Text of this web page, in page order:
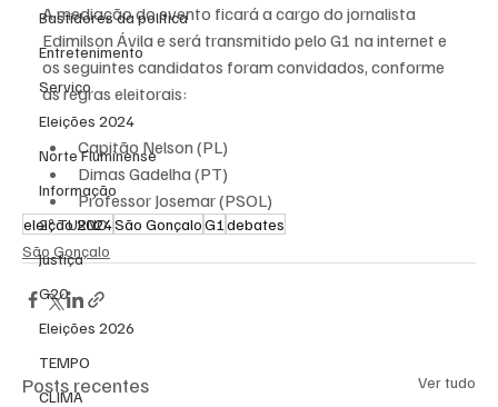
Bastidores da política
Entretenimento
Serviço
Eleições 2024
Norte Fluminense
Informação
2º TURNO
Justiça
G20
Eleições 2026
TEMPO
CLIMA
A mediação do evento ficará a cargo do jornalista
Edimilson Ávila e será transmitido pelo G1 na internet e
os seguintes candidatos foram convidados, conforme
as regras eleitorais:
Capitão Nelson (PL)
Dimas Gadelha (PT)
Professor Josemar (PSOL)
eleição 2024São GonçaloG1 debates
São Gonçalo
Posts recentes Ver tudo